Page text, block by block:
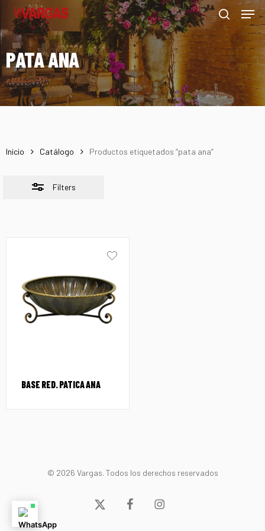
Skip
main
content
search
Menu
PATA ANA
Inicio Catálogo Productos etiquetados “pata ana”
Filters
Close
Filters
BASE RED. PATICA ANA
© 2026 Vargas. Todos los derechos reservados
x-
facebookinstagram
Menu